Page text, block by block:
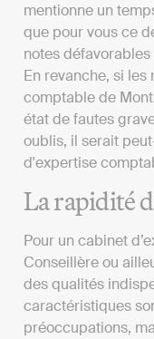
mentionne un
que pour vous ce
notes
En revanche, si
comptable de
état de fautes
oublis, il serait
d'expertise
La rapidité
Pour un cabinet
Conseillère ou
des qualités
caractéristiques
préoccupations,